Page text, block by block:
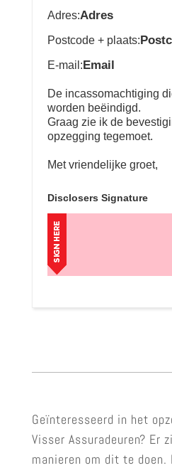
Adres:Adres
Postcode + plaats:
E-mail:Email
De incassomachtiging
worden beëindigd.
Graag zie ik de
opzegging tegemoet.
Met vriendelijke groet,
Disclosers Signature
Geïnteresseerd in het
Visser Assuradeuren? Er
manieren om dit te doen.